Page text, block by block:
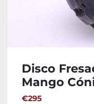
Disco
Mango
M24
€295